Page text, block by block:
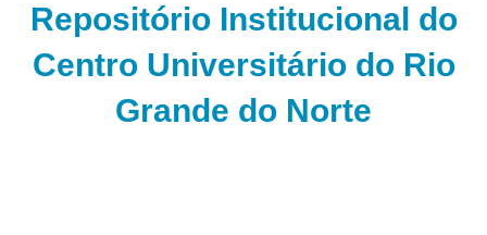
Repositório Institucional do
Centro Universitário do Rio
Grande do Norte